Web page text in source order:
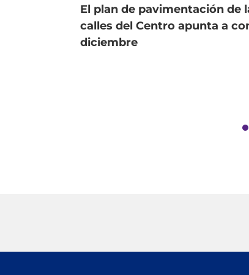
El plan de pavimentación de
calles del Centro apunta a
diciembre